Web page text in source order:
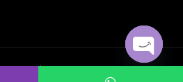
онлајн продавница за стоматолошки
инвентар и опрема.
OPEN